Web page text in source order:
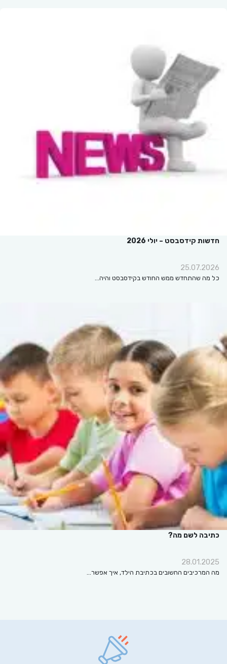
חדשות קידסבסט – יולי 2026
25.07.2026
כל מה שהתחדש ממש החודש בקידסבסט והיה…
כתיבה לשם מה?
28.01.2025
מה המרכיבים החשובים בכתיבת הילד, איך אפשר…